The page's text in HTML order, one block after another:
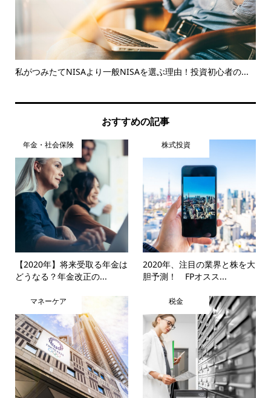
私がつみたてNISAより一般NISAを選ぶ理由！投資初心者の...
おすすめの記事
年金・社会保険
【2020年】将来受取る年金は
どうなる？年金改正の...
株式投資
2020年、注目の業界と株を大
胆予測！ FPオスス...
マネーケア 税金